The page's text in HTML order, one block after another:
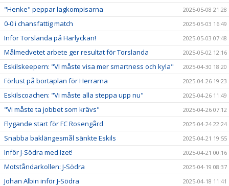
"Henke" peppar lagkompisarna 2025-05-08 21:28
0-0 i chansfattig match 2025-05-03 16:49
Inför Torslanda på Harlyckan! 2025-05-03 07:48
Målmedvetet arbete ger resultat för Torslanda 2025-05-02 12:16
Eskilskeepern: "VI måste visa mer smartness och kyla" 2025-04-30 18:20
Förlust på bortaplan för Herrarna 2025-04-26 19:23
Eskilscoachen: "Vi måste alla steppa upp nu" 2025-04-26 11:49
"Vi måste ta jobbet som krävs" 2025-04-26 07:12
Flygande start för FC Rosengård 2025-04-24 22:24
Snabba baklängesmål sänkte Eskils 2025-04-21 19:55
Inför J-Södra med Izet! 2025-04-21 00:16
Motståndarkollen: J-Södra 2025-04-19 08:37
Johan Albin inför J-Södra 2025-04-18 11:41